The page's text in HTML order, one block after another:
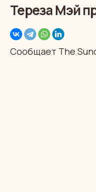
Тереза Мэй
Сообщает The